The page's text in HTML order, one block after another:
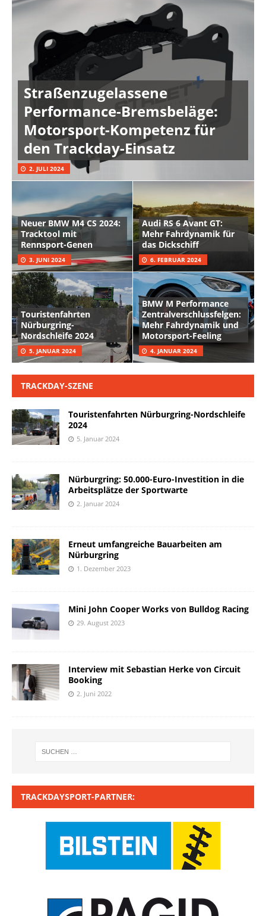
Straßenzugelassene
Performance-Bremsbeläge:
Motorsport-Kompetenz für
den Trackday-Einsatz
2. JULI 2024
Neuer BMW M4 CS 2024:
Tracktool mit
Rennsport-Genen
3. JUNI 2024
Audi RS 6 Avant GT:
Mehr Fahrdynamik für
das Dickschiff
6. FEBRUAR 2024
Touristenfahrten
Nürburgring-
Nordschleife 2024
5. JANUAR 2024
BMW M Performance
Zentralverschlussfelgen:
Mehr Fahrdynamik und
Motorsport-Feeling
4. JANUAR 2024
TRACKDAY-SZENE
Touristenfahrten Nürburgring-Nordschleife
2024
5. Januar 2024
Nürburgring: 50.000-Euro-Investition in die
Arbeitsplätze der Sportwarte
2. Januar 2024
Erneut umfangreiche Bauarbeiten am
Nürburgring
1. Dezember 2023
Mini John Cooper Works von Bulldog Racing
29. August 2023
Interview mit Sebastian Herke von Circuit
Booking
2. Juni 2022
TRACKDAYSPORT-PARTNER: